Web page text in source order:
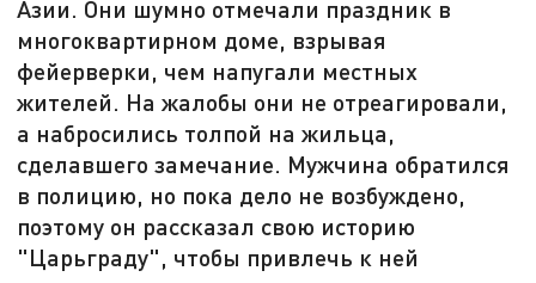
Азии. Они шумно отмечали праздник в
многоквартирном доме, взрывая
фейерверки, чем напугали местных
жителей. На жалобы они не отреагировали,
а набросились толпой на жильца,
сделавшего замечание. Мужчина обратился
в полицию, но пока дело не возбуждено,
поэтому он рассказал свою историю
"Царьграду", чтобы привлечь к ней